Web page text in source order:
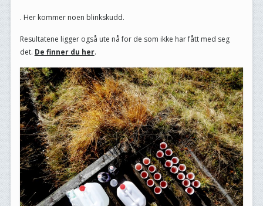
. Her kommer noen blinkskudd.
Resultatene ligger også ute nå for de som ikke har fått med seg
det. De finner du her.